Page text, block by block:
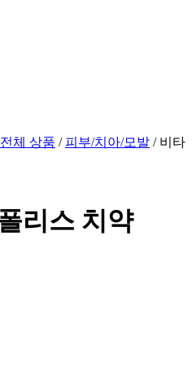
체 상품 / 피부/치아/모발 / 비타
리스 치약